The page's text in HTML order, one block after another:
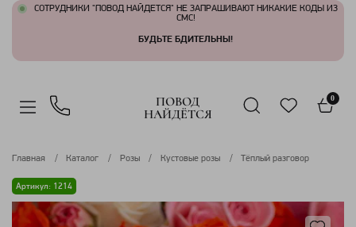
СОТРУДНИКИ "ПОВОД НАЙДЕТСЯ" НЕ ЗАПРАШИВАЮТ НИКАКИЕ КОДЫ ИЗ
СМС!
БУДЬТЕ БДИТЕЛЬНЫ!
ПОВОД
НАЙДЁТСЯ
0
Главная Каталог Розы Кустовые розы Тёплый разговор
Артикул: 1214